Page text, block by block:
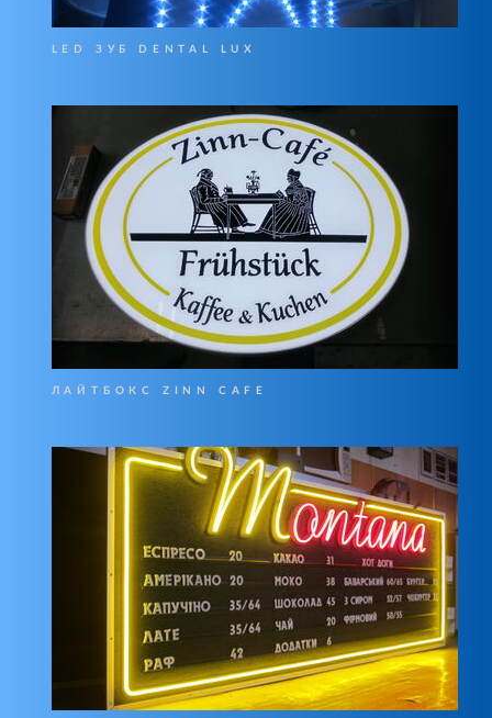
LED ЗУБ DENTAL LUX
ЛАЙТБОКС ZINN CAFE